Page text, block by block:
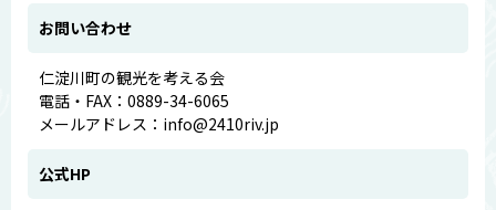
お問い合わせ
仁淀川町の観光を考える会
電話・FAX：0889-34-6065
メールアドレス：info@2410riv.jp
公式HP